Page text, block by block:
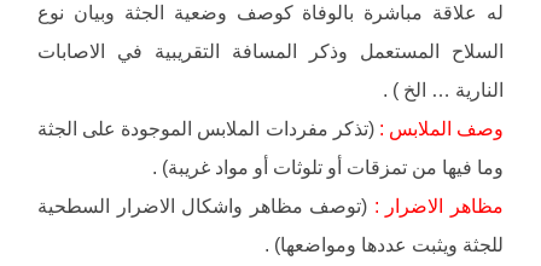
له علاقة مباشرة بالوفاة كوصف وضعية الجثة وبيان نوع
السلاح المستعمل وذكر المسافة التقريبية في الاصابات
النارية … الخ ) .
وصف الملابس : (تذكر مفردات الملابس الموجودة على الجثة
وما فيها من تمزقات أو تلوثات أو مواد غريبة) .
مظاهر الاضرار : (توصف مظاهر واشكال الاضرار السطحية
للجثة ويثبت عددها ومواضعها) .